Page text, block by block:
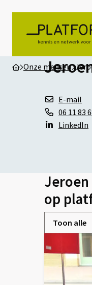
Onze mensen
E-mail
06 11 83
LinkedIn
Jeroen
op
Toon alle